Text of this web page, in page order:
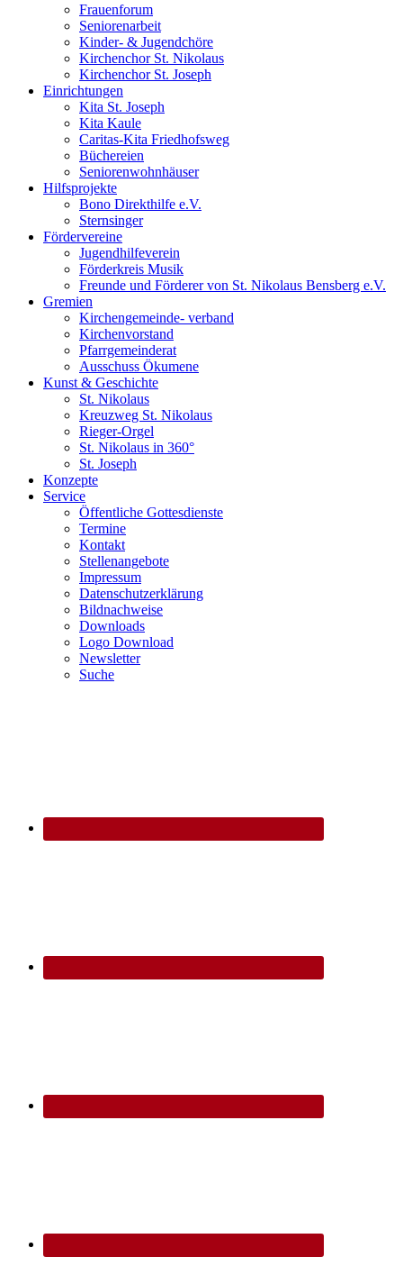
Frauenforum
Seniorenarbeit
Kinder- & Jugendchöre
Kirchenchor St. Nikolaus
Kirchenchor St. Joseph
Einrichtungen
Kita St. Joseph
Kita Kaule
Caritas-Kita Friedhofsweg
Büchereien
Seniorenwohnhäuser
Hilfsprojekte
Bono Direkthilfe e.V.
Sternsinger
Fördervereine
Jugendhilfeverein
Förderkreis Musik
Freunde und Förderer von St. Nikolaus Bensberg e.V.
Gremien
Kirchengemeinde- verband
Kirchenvorstand
Pfarrgemeinderat
Ausschuss Ökumene
Kunst & Geschichte
St. Nikolaus
Kreuzweg St. Nikolaus
Rieger-Orgel
St. Nikolaus in 360°
St. Joseph
Konzepte
Service
Öffentliche Gottesdienste
Termine
Kontakt
Stellenangebote
Impressum
Datenschutzerklärung
Bildnachweise
Downloads
Logo Download
Newsletter
Suche